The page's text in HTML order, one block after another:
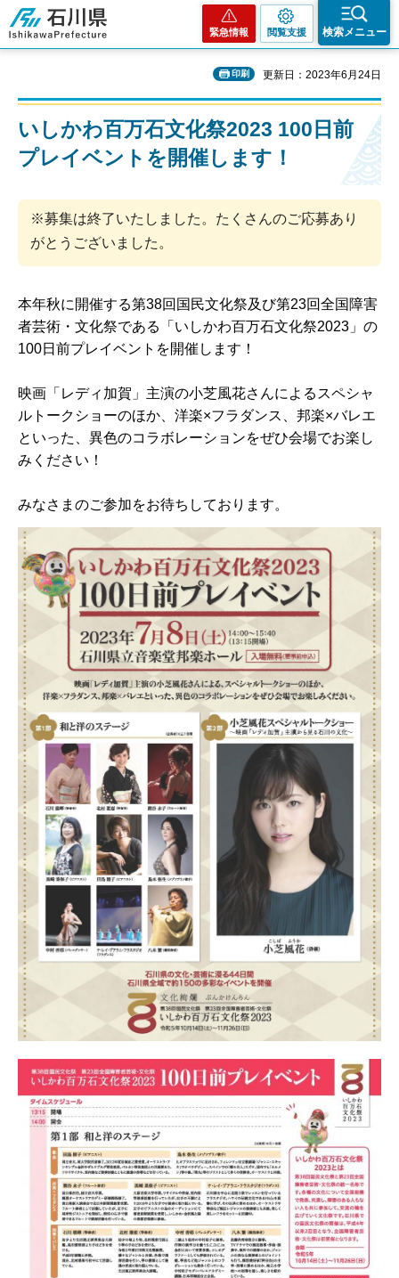
石川県
緊急情報 閲覧支援 検索メニュー
印刷 更新日：2023年6月24日
いしかわ百万石文化祭2023 100日前
プレイベントを開催します！
※募集は終了いたしました。たくさんのご応募あり
がとうございました。
本年秋に開催する第38回国民文化祭及び第23回全国障害
者芸術・文化祭である「いしかわ百万石文化祭2023」の
100日前プレイベントを開催します！
映画「レディ加賀」主演の小芝風花さんによるスペシャ
ルトークショーのほか、洋楽×フラダンス、邦楽×バレエ
といった、異色のコラボレーションをぜひ会場でお楽し
みください！
みなさまのご参加をお待ちしております。